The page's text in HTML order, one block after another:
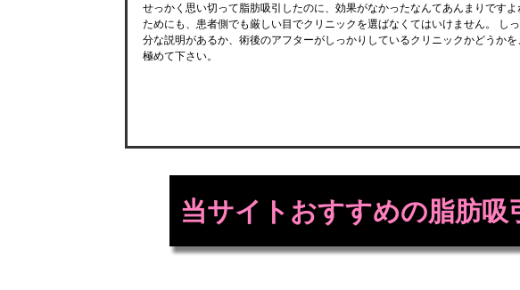
せっかく思い切って脂肪吸引したのに、効果がなかったなんてあんまりです
ためにも、患者側でも厳しい目でクリニックを選ばなくてはいけません。 し
分な説明があるか、術後のアフターがしっかりしているクリニックかどうか
極めて下さい。
当サイトおすすめの脂肪